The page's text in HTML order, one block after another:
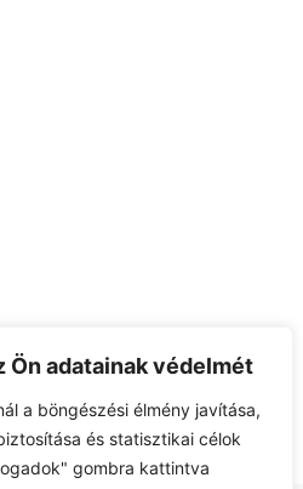
Ön adatainak védelmét
a böngészési élmény javítása,
és statisztikai célok
gombra kattintva